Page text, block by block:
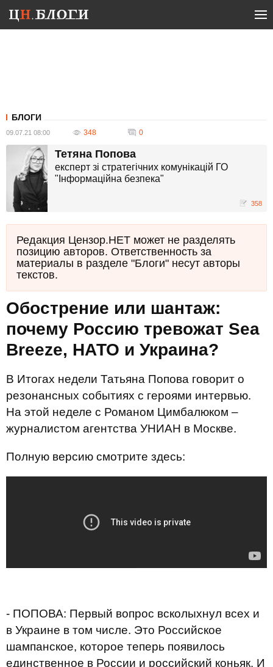
БЛОГИ
09.07.21 08:00 348 0
Тетяна Попова
експерт зі стратегічних комунікацій ГО
"Інформаційна безпека"
358
Редакция Цензор.НЕТ может не разделять
позицию авторов. Ответственность за
материалы в разделе "Блоги" несут авторы
текстов.
Обострение или шантаж:
почему Россию тревожат Sea
Breeze, НАТО и Украина?
В Итогах недели Татьяна Попова говорит о
резонансных событиях с героями интервью.
На этой неделе с Романом Цимбалюком –
журналистом агентства УНИАН в Москве.
Полную версию смотрите здесь:
- ПОПОВА: Первый вопрос всколыхнул всех и
в Украине в том числе. Это Российское
шампанское, которое теперь появилось
единственное в России и российский коньяк. И